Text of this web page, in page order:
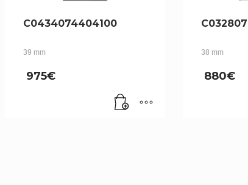
C0434074404100
39 mm
975€
38 mm
880€